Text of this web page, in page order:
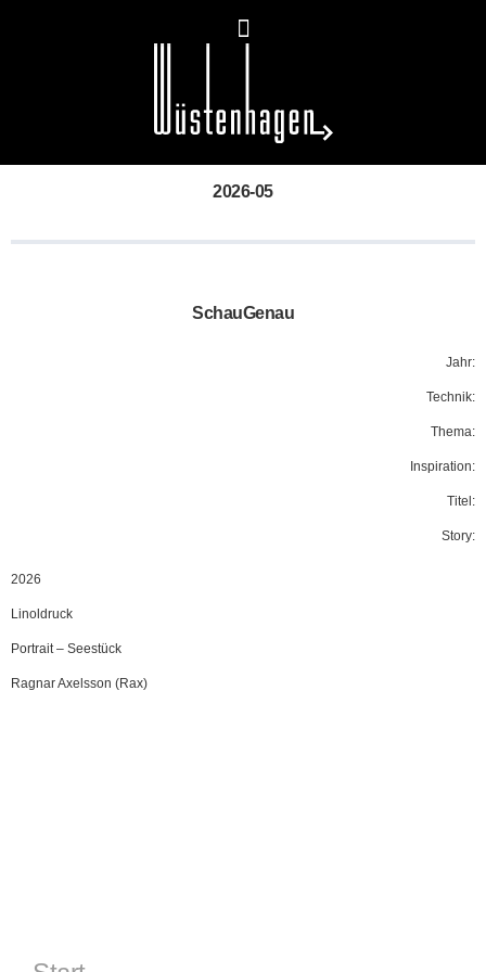
2026-05
SchauGenau
Jahr:
Technik:
Thema:
Inspiration:
Titel:
Story:
2026
Linoldruck
Portrait– Seestück
Ragnar Axelsson (Rax)